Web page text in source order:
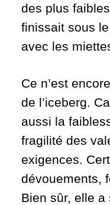
des plus
finissait sous
avec les
Ce n’est
de l’iceberg.
aussi la
fragilité des
exigences.
dévouements,
Bien sûr, elle a